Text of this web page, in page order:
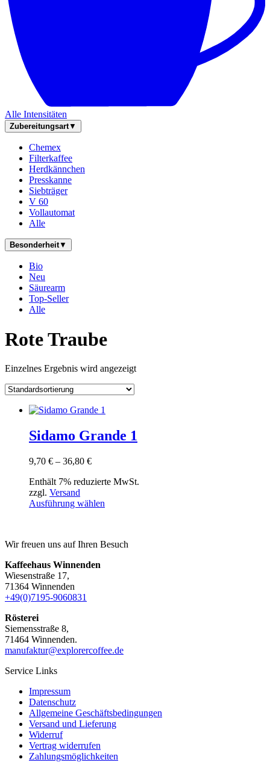
Alle Intensitäten
Zubereitungsart▼
Chemex
Filterkaffee
Herdkännchen
Presskanne
Siebträger
V 60
Vollautomat
Alle
Besonderheit▼
Bio
Neu
Säurearm
Top-Seller
Alle
Rote Traube
Einzelnes Ergebnis wird angezeigt
Sidamo Grande 1
9,70 € – 36,80 €Preisspanne:
bis
Enthält 7% reduzierte MwSt.
zzgl. Versand
Ausführung wählen
Varianten
Wir freuen uns auf Ihren Besuch
Kaffeehaus Winnenden
Wiesenstraße 17,
71364 Winnenden
+49(0)7195-9060831
Rösterei
Siemensstraße 8,
71464 Winnenden.
manufaktur@explorercoffee.de
Service Links
Impressum
Datenschutz
Allgemeine Geschäftsbedingungen
Versand und Lieferung
Widerruf
Vertrag widerrufen
Zahlungsmöglichkeiten